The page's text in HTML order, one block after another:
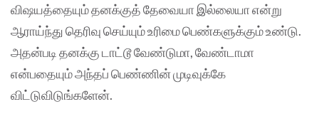
விஷயத்தையும் தனக்குத் தேவையா இல்லையா என்று
ஆராய்ந்து தெரிவு செய்யும் உரிமை பெண்களுக்கும் உண்டு.
அதன்படி தனக்கு டாட்டூ வேண்டுமா, வேண்டாமா
என்பதையும் அந்தப் பெண்ணின் முடிவுக்கே
விட்டுவிடுங்களேன்.